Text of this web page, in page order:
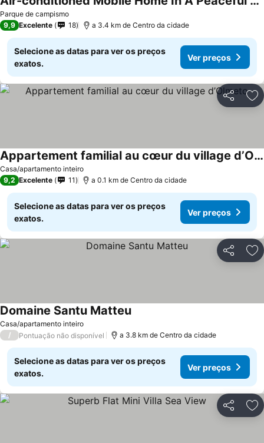
Parque de campismo
9,9 Excelente 18 a 3.4 km de Centro da cidade
Selecione as datas para ver os preços
exatos.
Ver preços
Partilhar
Casa/apartamento inteiro
Appartement familial au cœur du village d’Olmeto
9,2 Excelente 11 a 0.1 km de Centro da cidade
Selecione as datas para ver os preços
exatos.
Ver preços
Partilhar
Casa/apartamento inteiro
Domaine Santu Matteu
/ Pontuação não disponível a 3.8 km de Centro da cidade
Selecione as datas para ver os preços
exatos.
Ver preços
Partilhar